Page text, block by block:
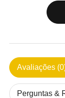
Avaliações
Perguntas &